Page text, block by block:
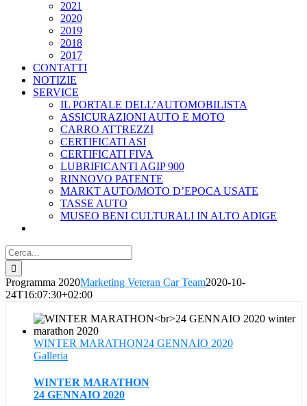
2021
2020
2019
2018
2017
CONTATTI
NOTIZIE
SERVICE
IL PORTALE DELL’AUTOMOBILISTA
ASSICURAZIONI AUTO E MOTO
CARRO ATTREZZI
CERTIFICATI ASI
CERTIFICATI FIVA
LUBRIFICANTI AGIP 900
RINNOVO PATENTE
MARKT AUTO/MOTO D’EPOCA USATE
TASSE AUTO
MUSEO BENI CULTURALI IN ALTO ADIGE
Cerca
per:
Programma 2020Marketing Veteran Car Team2020-10-
24T16:07:30+02:00
WINTER MARATHON24 GENNAIO 2020
Galleria
WINTER MARATHON
24 GENNAIO 2020